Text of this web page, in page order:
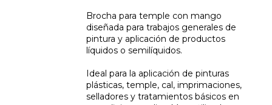
Brocha para temple con mango
diseñada para trabajos generales de
pintura y aplicación de productos
líquidos o semilíquidos.
Ideal para la aplicación de pinturas
plásticas, temple, cal, imprimaciones,
selladores y tratamientos básicos en